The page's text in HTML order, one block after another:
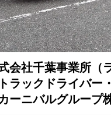
会社千葉事業所（
ラックドライバー
ーニバルグループ